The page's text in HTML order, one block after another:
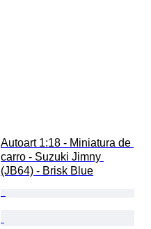
Autoart 1:18 - Miniatura de
carro - Suzuki Jimny
(JB64) - Brisk Blue